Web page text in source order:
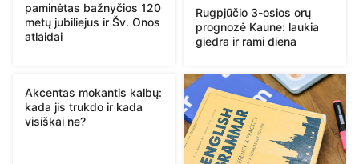
paminėtas bažnyčios 120
metų jubiliejus ir Šv. Onos
atlaidai
Rugpjūčio 3-osios orų
prognozė Kaune: laukia
giedra ir rami diena
Akcentas mokantis kalbų:
kada jis trukdo ir kada
visiškai ne?